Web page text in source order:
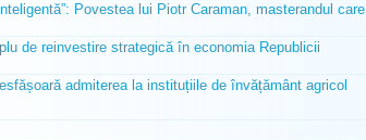
Povestea lui Piotr Caraman, masterandul care
de reinvestire strategică în economia Republicii
admiterea la instituțiile de învățământ agricol